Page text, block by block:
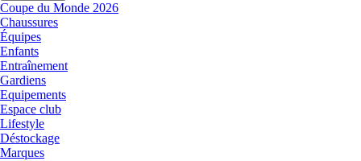
Coupe du Monde 2026
Chaussures
Équipes
Enfants
Entraînement
Gardiens
Equipements
Espace club
Lifestyle
Déstockage
Marques